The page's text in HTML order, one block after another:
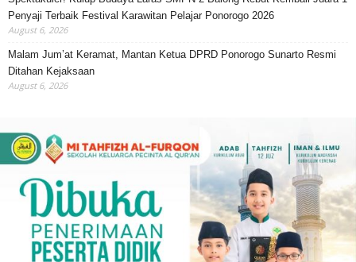
Penyaji Terbaik Festival Karawitan Pelajar Ponorogo 2026
August 6, 2026
Malam Jum’at Keramat, Mantan Ketua DPRD Ponorogo Sunarto Resmi
Ditahan Kejaksaan
August 6, 2026